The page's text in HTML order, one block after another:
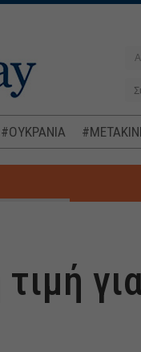
#ΟΥΚΡΑΝΙΑ